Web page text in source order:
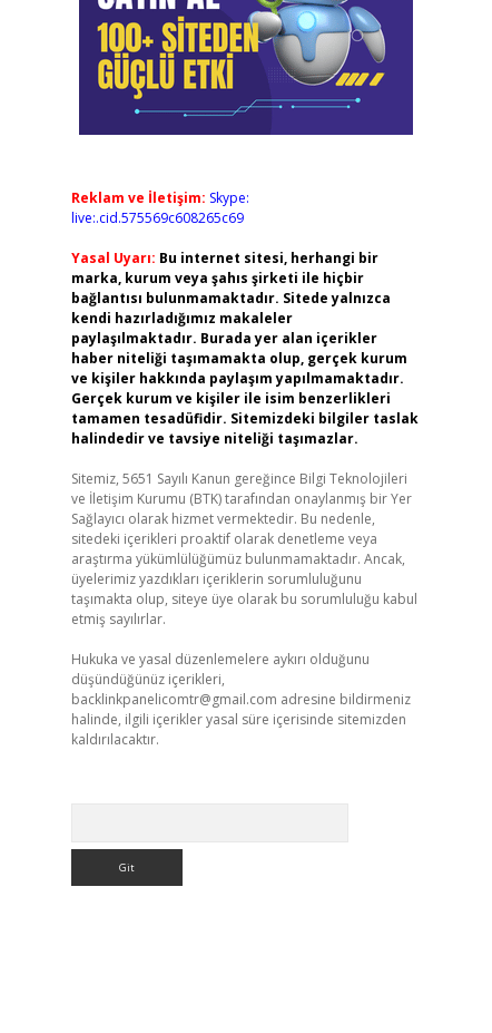
Reklam ve İletişim: Skype:
live:.cid.575569c608265c69
Yasal Uyarı: Bu internet sitesi, herhangi bir
marka, kurum veya şahıs şirketi ile hiçbir
bağlantısı bulunmamaktadır. Sitede yalnızca
kendi hazırladığımız makaleler
paylaşılmaktadır. Burada yer alan içerikler
haber niteliği taşımamakta olup, gerçek kurum
ve kişiler hakkında paylaşım yapılmamaktadır.
Gerçek kurum ve kişiler ile isim benzerlikleri
tamamen tesadüfidir. Sitemizdeki bilgiler taslak
halindedir ve tavsiye niteliği taşımazlar.
Sitemiz, 5651 Sayılı Kanun gereğince Bilgi Teknolojileri
ve İletişim Kurumu (BTK) tarafından onaylanmış bir Yer
Sağlayıcı olarak hizmet vermektedir. Bu nedenle,
sitedeki içerikleri proaktif olarak denetleme veya
araştırma yükümlülüğümüz bulunmamaktadır. Ancak,
üyelerimiz yazdıkları içeriklerin sorumluluğunu
taşımakta olup, siteye üye olarak bu sorumluluğu kabul
etmiş sayılırlar.
Hukuka ve yasal düzenlemelere aykırı olduğunu
düşündüğünüz içerikleri,
backlinkpanelicomtr@gmail.com adresine bildirmeniz
halinde, ilgili içerikler yasal süre içerisinde sitemizden
kaldırılacaktır.